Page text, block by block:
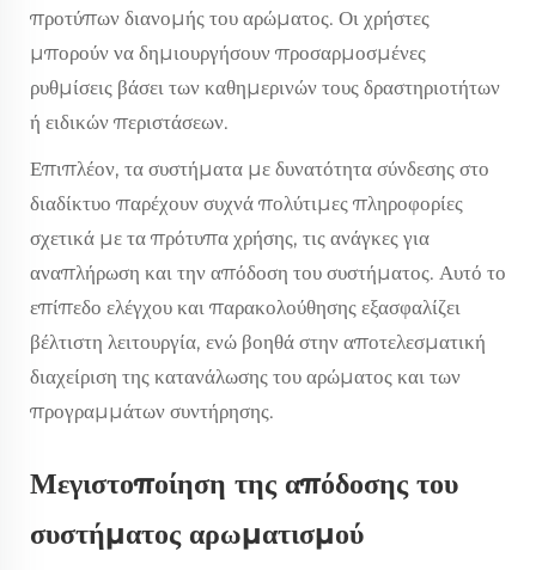
προτύπων διανομής του αρώματος. Οι χρήστες
μπορούν να δημιουργήσουν προσαρμοσμένες
ρυθμίσεις βάσει των καθημερινών τους δραστηριοτήτων
ή ειδικών περιστάσεων.
Επιπλέον, τα συστήματα με δυνατότητα σύνδεσης στο
διαδίκτυο παρέχουν συχνά πολύτιμες πληροφορίες
σχετικά με τα πρότυπα χρήσης, τις ανάγκες για
αναπλήρωση και την απόδοση του συστήματος. Αυτό το
επίπεδο ελέγχου και παρακολούθησης εξασφαλίζει
βέλτιστη λειτουργία, ενώ βοηθά στην αποτελεσματική
διαχείριση της κατανάλωσης του αρώματος και των
προγραμμάτων συντήρησης.
Μεγιστοποίηση της απόδοσης του
συστήματος αρωματισμού